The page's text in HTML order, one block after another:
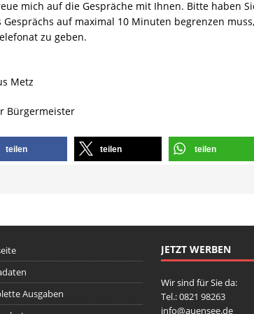
mich auf die Gespräche mit Ihnen. Bitte haben
Gesprächs auf maximal 10 Minuten begrenzen
zu geben.
Metz
Bürgermeister
teilen teilen teilen
Ausgaben
JETZT WERBEN
Wir sind für Sie da:
Tel.: 0821 98263
info@auensee.de